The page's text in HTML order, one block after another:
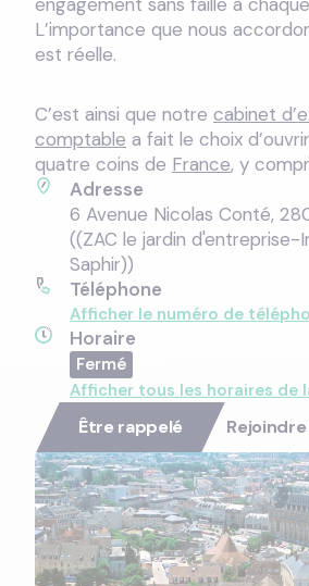
L’importance que nous
est réelle.
C’est ainsi que notre cabinet
comptable a fait le choix
quatre coins de France, y
Adresse
6 Avenue Nicolas Conté,
((ZAC le jardin d'entreprise-
Saphir))
Téléphone
Afficher le numéro de
Horaire
Afficher tous les horaires de
Être rappelé